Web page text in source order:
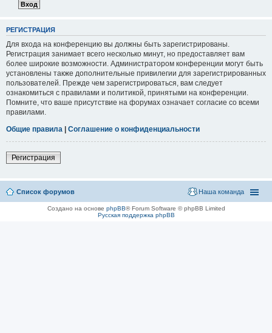
РЕГИСТРАЦИЯ
Для входа на конференцию вы должны быть зарегистрированы.
Регистрация занимает всего несколько минут, но предоставляет вам
более широкие возможности. Администратором конференции могут быть
установлены также дополнительные привилегии для зарегистрированных
пользователей. Прежде чем зарегистрироваться, вам следует
ознакомиться с правилами и политикой, принятыми на конференции.
Помните, что ваше присутствие на форумах означает согласие со всеми
правилами.
Общие правила | Соглашение о конфиденциальности
Регистрация
Список форумов Наша команда
Создано на основе phpBB® Forum Software © phpBB Limited
Русская поддержка phpBB